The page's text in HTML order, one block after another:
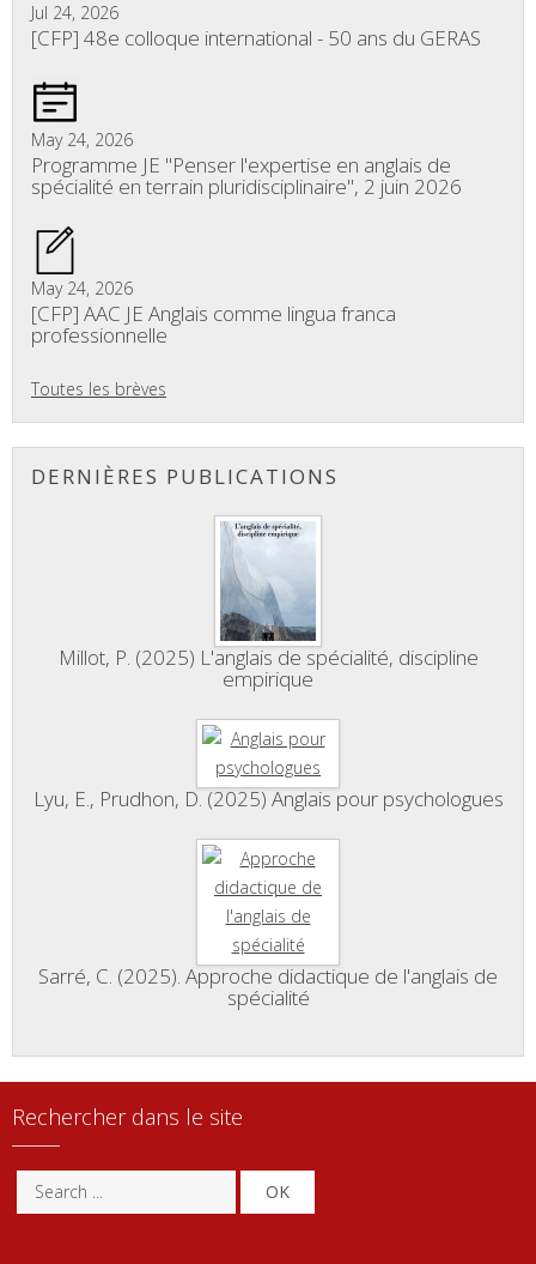
Jul 24, 2026
[CFP] 48e colloque international - 50 ans du GERAS
May 24, 2026
Programme JE "Penser l'expertise en anglais de
spécialité en terrain pluridisciplinaire", 2 juin 2026
May 24, 2026
[CFP] AAC JE Anglais comme lingua franca
professionnelle
Toutes les brèves
DERNIÈRES PUBLICATIONS
Millot, P. (2025) L'anglais de spécialité, discipline
empirique
Lyu, E., Prudhon, D. (2025) Anglais pour psychologues
Sarré, C. (2025). Approche didactique de l'anglais de
spécialité
Rechercher dans le site
OK